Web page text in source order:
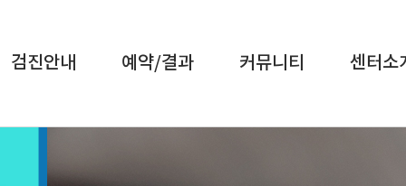
검진안내 예약/결과 커뮤니티 센터소